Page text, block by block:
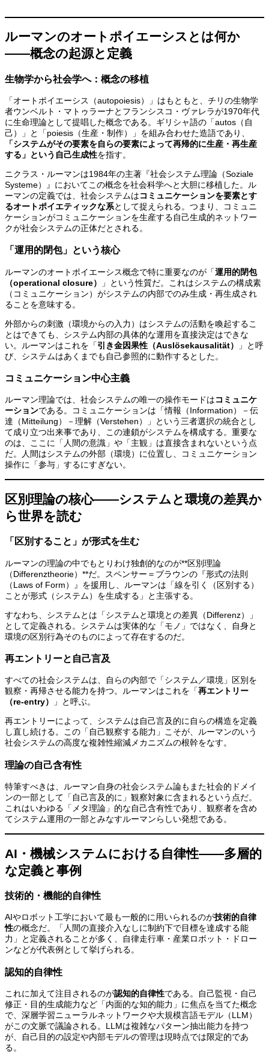
ルーマンのオートポイエーシスとは何か
——概念の起源と定義
生物学から社会学へ：概念の移植
「オートポイエーシス（autopoiesis）」はもともと、チリの生物学
者ウンベルト・マトゥラーナとフランシスコ・ヴァレラが1970年代
に生命理論として提唱した概念である。ギリシャ語の「autos（自
己）」と「poiesis（生産・制作）」を組み合わせた造語であり、
「システムがその要素を自らの要素によって再帰的に生産・再生産
する」という自己生成性を指す。
ニクラス・ルーマンは1984年の主著『社会システム理論（Soziale
Systeme）』においてこの概念を社会科学へと大胆に移植した。ル
ーマンの定義では、社会システムはコミュニケーションを要素とす
るオートポイエティックな系として捉えられる。つまり、コミュニ
ケーションがコミュニケーションを生産する自己生成的ネットワー
クが社会システムの正体だとされる。
「運用的閉包」という核心
ルーマンのオートポイエーシス概念で特に重要なのが「運用的閉包
（operational closure）
」という性質だ。これはシステムの構成素
（コミュニケーション）がシステムの内部でのみ生成・再生成され
ることを意味する。
外部からの刺激（環境からの入力）はシステムの活動を喚起するこ
とはできても、システム内部の具体的な運用を直接決定はできな
い。ルーマンはこれを「引き金因果性（Auslösekausalität）
」と呼
び、システムはあくまでも自己参照的に動作するとした。
コミュニケーション中心主義
ルーマン理論では、社会システムの唯一の操作モードはコミュニケ
ーションである。コミュニケーションは「情報（Information）－伝
達（Mitteilung）－理解（Verstehen）」という三者選択の統合とし
て成り立つ出来事であり、この連鎖がシステムを構成する。重要な
のは、ここに「人間の意識」や「主観」は直接含まれないという点
だ。人間はシステムの外部（環境）に位置し、コミュニケーション
操作に「参与」するにすぎない。
区別理論の核心——システムと環境の差異か
ら世界を読む
「区別すること」が形式を生む
ルーマンの理論の中でもとりわけ独創的なのが**区別理論
（Differenztheorie）**だ。スペンサー＝ブラウンの『形式の法則
（Laws of Form）』を援用し、ルーマンは「線を引く（区別する）
ことが形式（システム）を生成する」と主張する。
すなわち、システムとは「システムと環境との差異（Differenz）」
として定義される。システムは実体的な「モノ」ではなく、自身と
環境の区別行為そのものによって存在するのだ。
再エントリーと自己言及
すべての社会システムは、自らの内部で「システム／環境」区別を
観察・再帰させる能力を持つ。ルーマンはこれを「再エントリー
（re-entry）
」と呼ぶ。
再エントリーによって、システムは自己言及的に自らの構造を定義
し直し続ける。この「自己観察する能力」こそが、ルーマンのいう
社会システムの高度な複雑性縮減メカニズムの根幹をなす。
理論の自己含有性
特筆すべきは、ルーマン自身の社会システム論もまた社会的ドメイ
ンの一部として「自己言及的に」観察対象に含まれるという点だ。
これはいわゆる「メタ理論」的な自己含有性であり、観察者を含め
てシステム運用の一部とみなすルーマンらしい発想である。
AI・機械システムにおける自律性——多層的
な定義と事例
技術的・機能的自律性
AIやロボット工学において最も一般的に用いられるのが技術的自律
性の概念だ。「人間の直接介入なしに制約下で目標を達成する能
力」と定義されることが多く、自律走行車・産業ロボット・ドロー
ンなどが代表例として挙げられる。
認知的自律性
これに加えて注目されるのが認知的自律性である。自己監視・自己
修正・目的生成能力など「内面的な知的能力」に焦点を当てた概念
で、深層学習ニューラルネットワークや大規模言語モデル（LLM）
がこの文脈で議論される。LLMは複雑なパターン抽出能力を持つ
が、自己目的の設定や内部モデルの管理は現時点では限定的であ
る。